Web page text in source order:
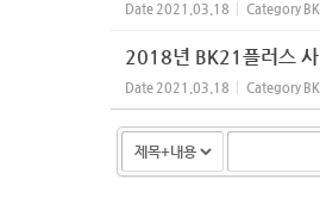
Date 2021.03.18 Category
2018년 BK21플러스
Date 2021.03.18 Category